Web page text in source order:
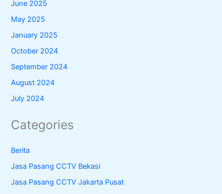
June 2025
May 2025
January 2025
October 2024
September 2024
August 2024
July 2024
Categories
Berita
Jasa Pasang CCTV Bekasi
Jasa Pasang CCTV Jakarta Pusat